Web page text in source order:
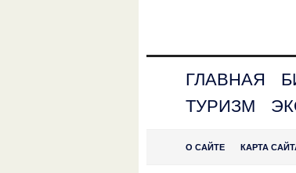
ГЛАВНАЯ
ТУРИЗМ
О САЙТЕ КАРТА